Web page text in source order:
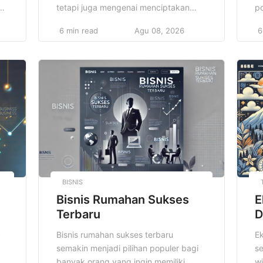
tetapi juga mengenai menciptakan
profesional. Dengan memilih pakaian
akan tampil percaya diri, tetapi juga
menunjukkan bahwa Anda memahami
etika berpakaian di lingkungan kerja
atau acara resmi. Dengan mengikuti
tren terkini dan memadupadankan
pakaian Anda […]
6 min read Agu 08, 2026
BISNIS
Bisnis Rumahan Sukses
Terbaru
Bisnis rumahan sukses terbaru
semakin menjadi pilihan populer bagi